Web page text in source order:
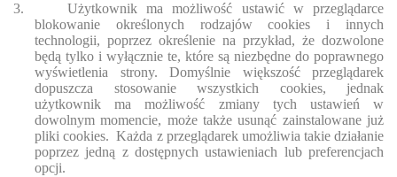
3.
Użytkownik ma możliwość ustawić w przeglądarce
blokowanie określonych rodzajów cookies i innych
technologii, poprzez określenie na przykład, że dozwolone
będą tylko i wyłącznie te, które są niezbędne do poprawnego
wyświetlenia strony. Domyślnie większość przeglądarek
dopuszcza stosowanie wszystkich cookies, jednak
użytkownik ma możliwość zmiany tych ustawień w
dowolnym momencie, może także usunąć zainstalowane już
pliki cookies. Każda z przeglądarek umożliwia takie działanie
poprzez jedną z dostępnych ustawieniach lub preferencjach
opcji.